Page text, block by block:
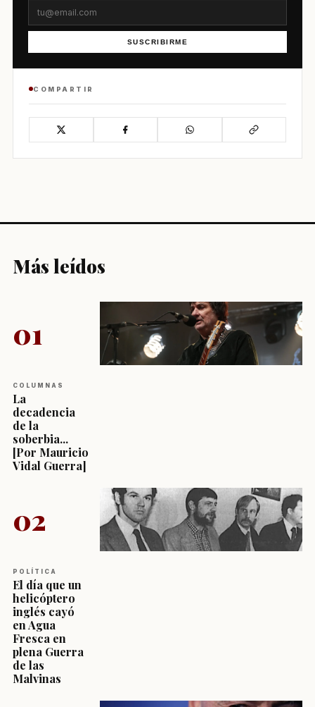
SUSCRIBIRME
COMPARTIR
Más leídos
01
COLUMNAS
La
decadencia
de la
soberbia...
[Por Mauricio
Vidal Guerra]
02
POLÍTICA
El día que un
helicóptero
inglés cayó
en Agua
Fresca en
plena Guerra
de las
Malvinas